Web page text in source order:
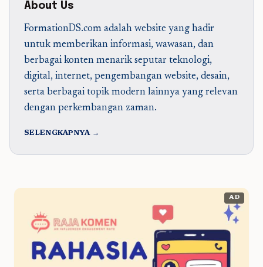
About Us
FormationDS.com adalah website yang hadir
untuk memberikan informasi, wawasan, dan
berbagai konten menarik seputar teknologi,
digital, internet, pengembangan website, desain,
serta berbagai topik modern lainnya yang relevan
dengan perkembangan zaman.
SELENGKAPNYA →
AD